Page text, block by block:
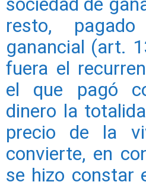
resto,
ganancial (art.
fuera el
el que pagó
dinero la
precio de la
convierte, en
se hizo constar